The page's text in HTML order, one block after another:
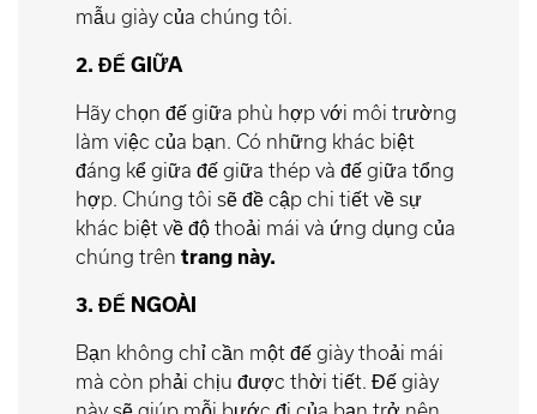
mẫu giày của chúng tôi.
2. ĐẾ GIỮA
Hãy chọn đế giữa phù hợp với môi trường
làm việc của bạn. Có những khác biệt
đáng kể giữa đế giữa thép và đế giữa tổng
hợp. Chúng tôi sẽ đề cập chi tiết về sự
khác biệt về độ thoải mái và ứng dụng của
chúng trên trang này.
3. ĐẾ NGOÀI
Bạn không chỉ cần một đế giày thoải mái
mà còn phải chịu được thời tiết. Đế giày
này sẽ giúp mỗi bước đi của bạn trở nên